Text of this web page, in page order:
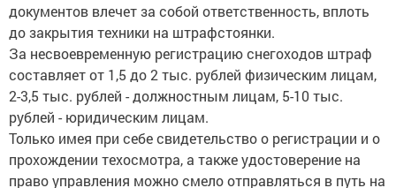
документов влечет за собой ответственность, вплоть
до закрытия техники на штрафстоянки.
За несвоевременную регистрацию снегоходов штраф
составляет от 1,5 до 2 тыс. рублей физическим лицам,
2-3,5 тыс. рублей - должностным лицам, 5-10 тыс.
рублей - юридическим лицам.
Только имея при себе свидетельство о регистрации и о
прохождении техосмотра, а также удостоверение на
право управления можно смело отправляться в путь на